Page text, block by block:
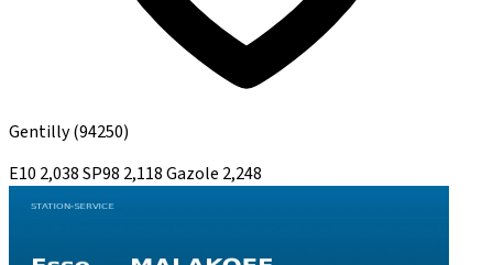
Gentilly(94250)
E10 2,038SP98 2,118Gazole 2,248